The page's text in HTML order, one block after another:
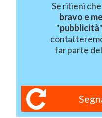
Se ritieni
bravo e
"pubblicità
far parte